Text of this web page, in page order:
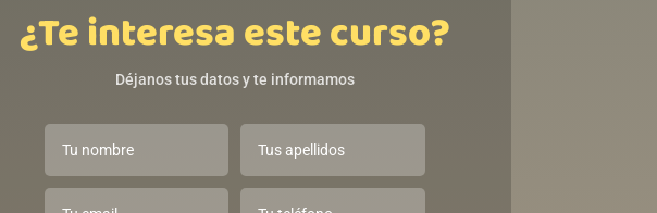
¿Te interesa este curso?
Déjanos tus datos y te informamos